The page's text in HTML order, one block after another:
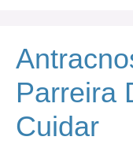
Parreira
Cuidar